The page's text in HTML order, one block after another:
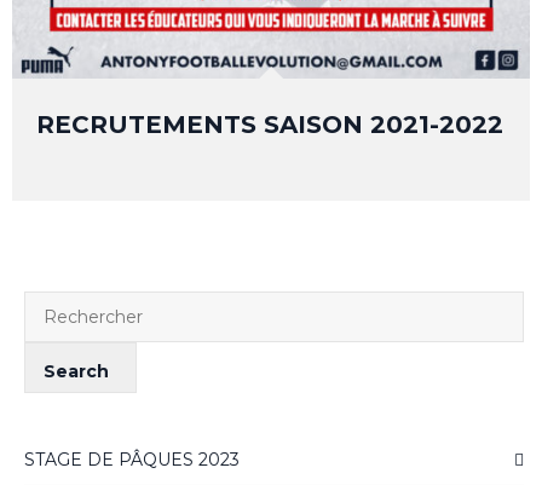
RECRUTEMENTS SAISON 2021-2022
STAGE DE PÂQUES 2023